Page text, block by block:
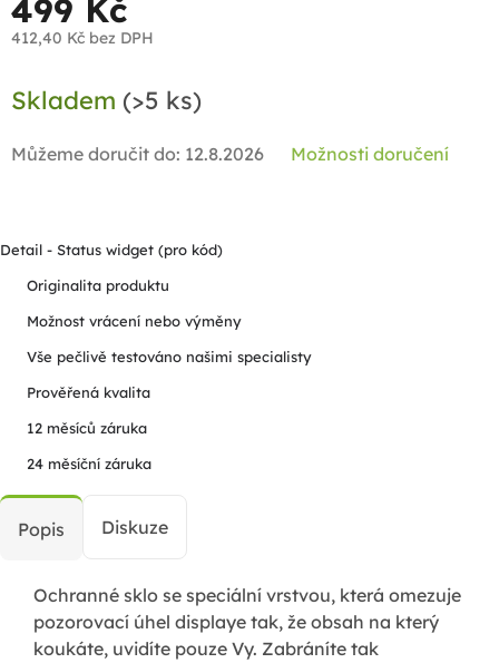
499 Kč
412,40 Kč bez DPH
cena:
Skladem (>5 ks)
Můžeme doručit do: 12.8.2026 Možnosti doručení
Detail - Status widget (pro kód)
Originalita produktu
Možnost vrácení nebo výměny
Vše pečlivě testováno našimi specialisty
Prověřená kvalita
12 měsíců záruka
24 měsíční záruka
Popis Diskuze
Ochranné sklo se speciální vrstvou, která omezuje
pozorovací úhel displaye tak, že obsah na který
koukáte, uvidíte pouze Vy. Zabráníte tak